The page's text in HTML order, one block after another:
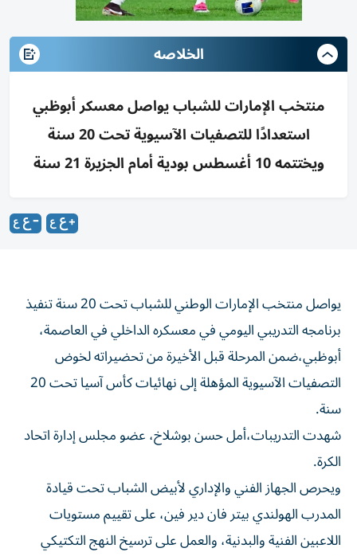
الخلاصه
منتخب الإمارات للشباب يواصل معسكر أبوظبي
استعدادًا للتصفيات الآسيوية تحت 20 سنة
ويختتمه 10 أغسطس بودية أمام الجزيرة 21 سنة
يواصل منتخب الإمارات الوطني للشباب تحت 20 سنة تنفيذ
برنامجه التدريبي اليومي في معسكره الداخلي في العاصمة،
أبوظبي،ضمن المرحلة قبل الأخيرة من تحضيراته لخوض
التصفيات الآسيوية المؤهلة إلى نهائيات كأس آسيا تحت 20
سنة.
شهدت التدريبات،أمل حسن بوشلاخ، عضو مجلس إدارة اتحاد
الكرة.
ويحرص الجهاز الفني والإداري لأبيض الشباب تحت قيادة
المدرب الهولندي بيتر فان دير فين، على تقييم مستويات
اللاعبين الفنية والبدنية، والعمل على ترسيخ النهج التكتيكي